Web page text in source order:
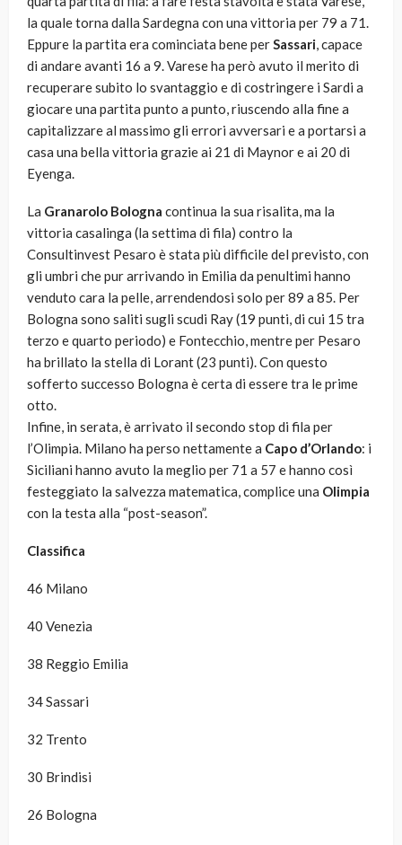
la quale torna dalla Sardegna con una vittoria per 79 a 71.
Eppure la partita era cominciata bene perSassari, capace
di andare avanti 16 a 9. Varese ha però avuto il merito di
recuperare subito lo svantaggio e di costringere i Sardi a
giocare una partita punto a punto, riuscendo alla fine a
capitalizzare al massimo gli errori avversari e a portarsi a
casa una bella vittoria grazie ai 21 di Maynor e ai 20 di
Eyenga.
La Granarolo Bologna continua la sua risalita, ma la
vittoria casalinga (la settima di fila) contro la
Consultinvest Pesaro è stata più difficile del previsto, con
gli umbri che pur arrivando in Emilia da penultimi hanno
venduto cara la pelle, arrendendosi solo per 89 a 85. Per
Bologna sono saliti sugli scudi Ray (19 punti, di cui 15 tra
terzo e quarto periodo) e Fontecchio, mentre per Pesaro
ha brillato la stella di Lorant (23 punti). Con questo
sofferto successo Bologna è certa di essere tra le prime
otto.
Infine, in serata, è arrivato il secondo stop di fila per
l’Olimpia. Milano ha perso nettamente a Capo d’Orlando: i
Siciliani hanno avuto la meglio per 71 a 57 e hanno così
festeggiato la salvezza matematica, complice una Olimpia
con la testa alla “post-season”.
Classifica
46 Milano
40 Venezia
38 Reggio Emilia
34 Sassari
32 Trento
30 Brindisi
26 Bologna